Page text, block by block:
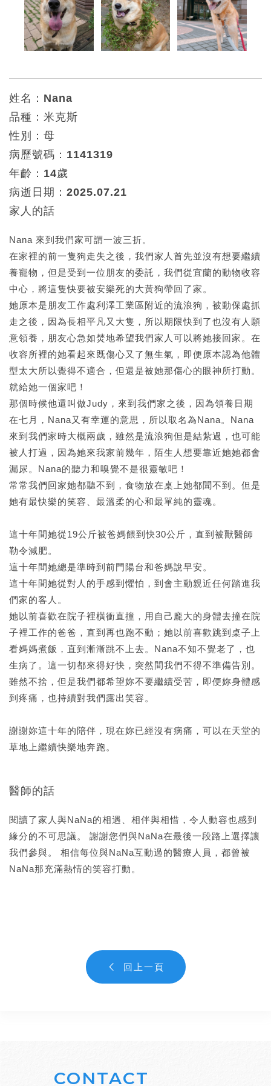
姓名：Nana
品種：米克斯
性別：母
病歷號碼：1141319
年齡：14歲
病逝日期：2025.07.21
家人的話
Nana 來到我們家可謂一波三折。
在家裡的前一隻狗走失之後，我們家人首先並沒有想要繼續
養寵物，但是受到一位朋友的委託，我們從宜蘭的動物收容
中心，將這隻快要被安樂死的大黃狗帶回了家。
她原本是朋友工作處利澤工業區附近的流浪狗，被動保處抓
走之後，因為長相平凡又大隻，所以期限快到了也沒有人願
意領養，朋友心急如焚地希望我們家人可以將她接回家。在
收容所裡的她看起來既傷心又了無生氣，即便原本認為他體
型太大所以覺得不適合，但還是被她那傷心的眼神所打動。
就給她一個家吧！
那個時候他還叫做Judy，來到我們家之後，因為領養日期
在七月，Nana又有幸運的意思，所以取名為Nana。Nana
來到我們家時大概兩歲，雖然是流浪狗但是結紮過，也可能
被人打過，因為她來我家前幾年，陌生人想要靠近她她都會
漏尿。Nana的聽力和嗅覺不是很靈敏吧！
常常我們回家她都聽不到，食物放在桌上她都聞不到。但是
她有最快樂的笑容、最溫柔的心和最單純的靈魂。
這十年間她從19公斤被爸媽餵到快30公斤，直到被獸醫師
勒令減肥。
這十年間她總是準時到前門陽台和爸媽說早安。
這十年間她從對人的手感到懼怕，到會主動親近任何踏進我
們家的客人。
她以前喜歡在院子裡橫衝直撞，用自己龐大的身體去撞在院
子裡工作的爸爸，直到再也跑不動；她以前喜歡跳到桌子上
看媽媽煮飯，直到漸漸跳不上去。Nana不知不覺老了，也
生病了。這一切都來得好快，突然間我們不得不準備告別。
雖然不捨，但是我們都希望妳不要繼續受苦，即便妳身體感
到疼痛，也持續對我們露出笑容。
謝謝妳這十年的陪伴，現在妳已經沒有病痛，可以在天堂的
草地上繼續快樂地奔跑。
醫師的話
閱讀了家人與NaNa的相遇、相伴與相惜，令人動容也感到
緣分的不可思議。 謝謝您們與NaNa在最後一段路上選擇讓
我們參與。 相信每位與NaNa互動過的醫療人員，都曾被
NaNa那充滿熱情的笑容打動。
回上一頁
CONTACT